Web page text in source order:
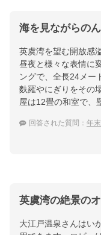
海を見ながらの
英虞湾を望む開放感
昼夜と様々な表情に
ングで、全長24メー
麩羅やにぎりをその
屋は12畳の和室で、
回答された質問： 年
英虞湾の絶景の
大江戸温泉さんはい